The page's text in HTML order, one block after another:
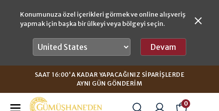
Konumunuza özel içerikleri görmek ve online alışveriş
yapmak için başka bir ülkeyi veya bölgeyi seçin.
Devam
SAAT 16:00'A KADAR YAPACAĞINIZ SIPARIŞLERDE
AYNI GÜN GÖNDERIM
0